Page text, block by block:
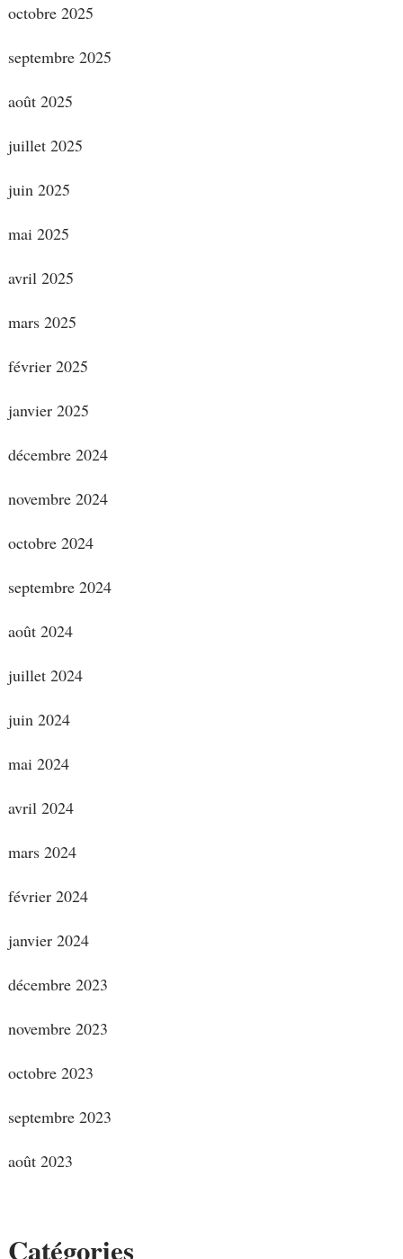
octobre 2025
septembre 2025
août 2025
juillet 2025
juin 2025
mai 2025
avril 2025
mars 2025
février 2025
janvier 2025
décembre 2024
novembre 2024
octobre 2024
septembre 2024
août 2024
juillet 2024
juin 2024
mai 2024
avril 2024
mars 2024
février 2024
janvier 2024
décembre 2023
novembre 2023
octobre 2023
septembre 2023
août 2023
Catégories